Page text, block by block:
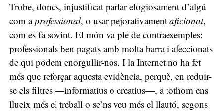
Trobe, doncs, injustificat parlar elogiosament d’algú
com aprofessional, o usar pejorativament aficionat,
com es fa sovint. El món va ple de contraexemples:
professionals ben pagats amb molta barra i afeccionats
de qui podem enorgullir-nos. I la Internet no ha fet
més que reforçar aquesta evidència, perquè, en reduir-
se els filtres —informatius o creatius—, a tothom ens
llueix més el treball o se’ns veu més el llautó, segons